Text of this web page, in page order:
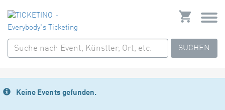
SUCHEN
Keine Events gefunden.